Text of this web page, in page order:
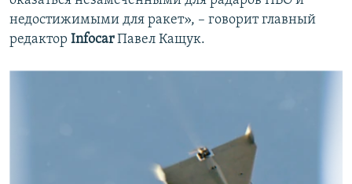
недостижимыми для ракет», – говорит главный
редактор InfocarПавел Кащук.